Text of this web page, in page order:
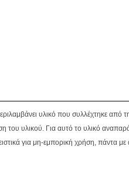
υλικό που συλλέχτηκε από
υλικού. Για αυτό το υλικό
για μη-εμπορική χρήση, πάντα